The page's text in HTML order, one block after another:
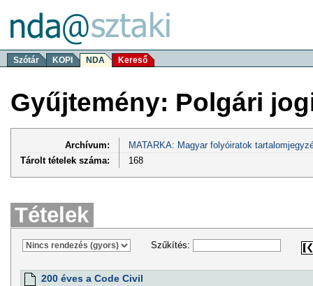
Szótár KOPI NDA Kereső
Gyűjtemény: Polgári
Archívum:
MATARKA: Magyar folyóiratok
Tárolt tételek száma:
168
Tételek
Szűkítés:
200 éves a Code Civil